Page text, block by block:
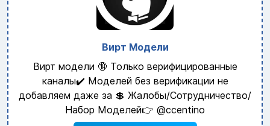
Вирт Модели
Вирт модели 🔞 Только верифицированные
каналы✔️ Моделей без верификации не
добавляем даже за 💲 Жалобы/Сотрудничество/
Набор Моделей👉 @ccentino